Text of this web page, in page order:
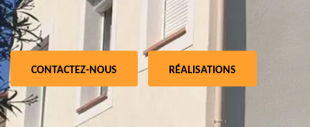
CONTACTEZ-NOUS RÉALISATIONS